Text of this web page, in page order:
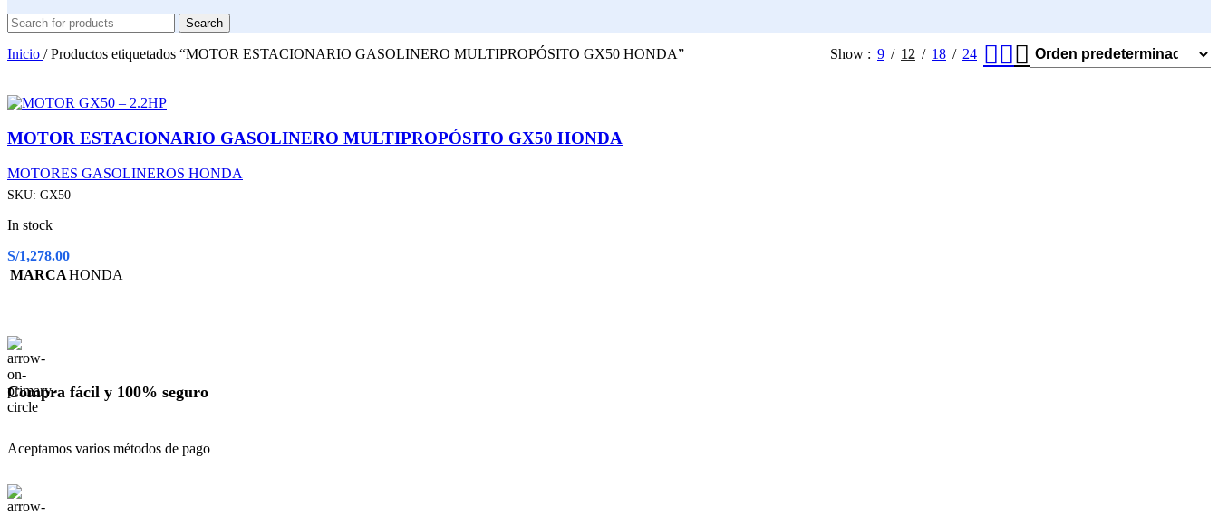
Search
Inicio / Productos etiquetados “MOTOR ESTACIONARIO GASOLINERO MULTIPROPÓSITO GX50 HONDA” Show 9 12 18 24
MOTOR ESTACIONARIO GASOLINERO MULTIPROPÓSITO GX50 HONDA
MOTORES GASOLINEROS HONDA
SKU: GX50
In stock
S/1,278.00
MARCAHONDA
Compra fácil y 100% seguro
Aceptamos varios métodos de pago